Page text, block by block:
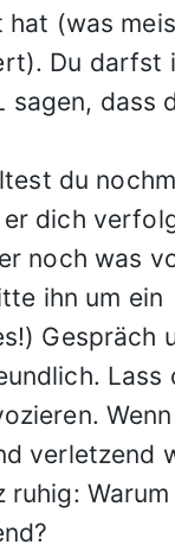
hat (was
Du darfst
sagen, dass
du
er dich
noch was
ihn um ein
Gespräch
Lass
verletzend
ruhig: